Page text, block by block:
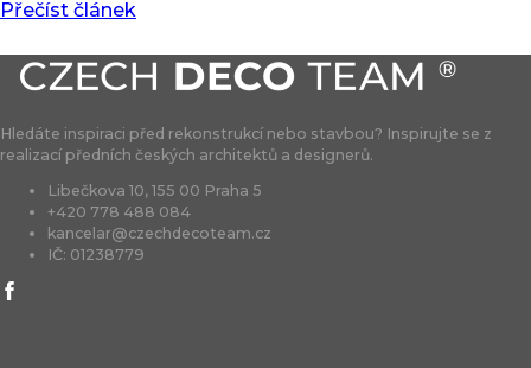
Přečíst článek
Hledáte inspiraci před rekonstrukcí nebo stavbou? Inspirujte se z
realizací předních českých architektů a designerů.
Libečkova 10, 155 00 Praha 5
+420 778 488 084
kancelar@czechdecoteam.cz
IČ: 01238779